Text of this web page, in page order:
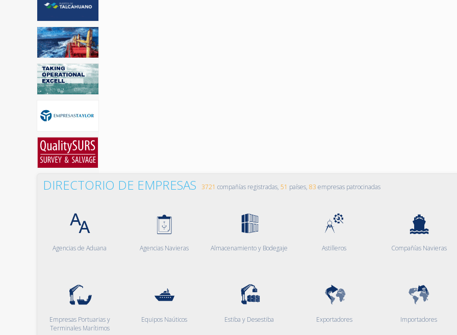
DIRECTORIO DE EMPRESAS 3721 compañías registradas, 51 países, 83 empresas patrocinadas
Agencias de Aduana Agencias Navieras Almacenamiento y Bodegaje Astilleros Compañías Navieras
Empresas Portuarias y
Terminales Marítimos
Equipos Naúticos Estiba y Desestiba Exportadores Importadores